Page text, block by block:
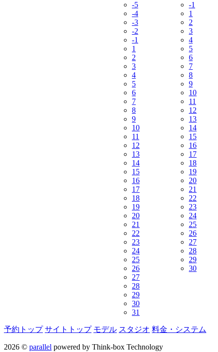
-5
-4
-3
-2
-1
1
2
3
4
5
6
7
8
9
10
11
12
13
14
15
16
17
18
19
20
21
22
23
24
25
26
27
28
29
30
31
-1
1
2
3
4
5
6
7
8
9
10
11
12
13
14
15
16
17
18
19
20
21
22
23
24
25
26
27
28
29
30
予約トップ サイトトップ モデル スタジオ 料金・システム
2026 © parallel powered by Think-box Technology